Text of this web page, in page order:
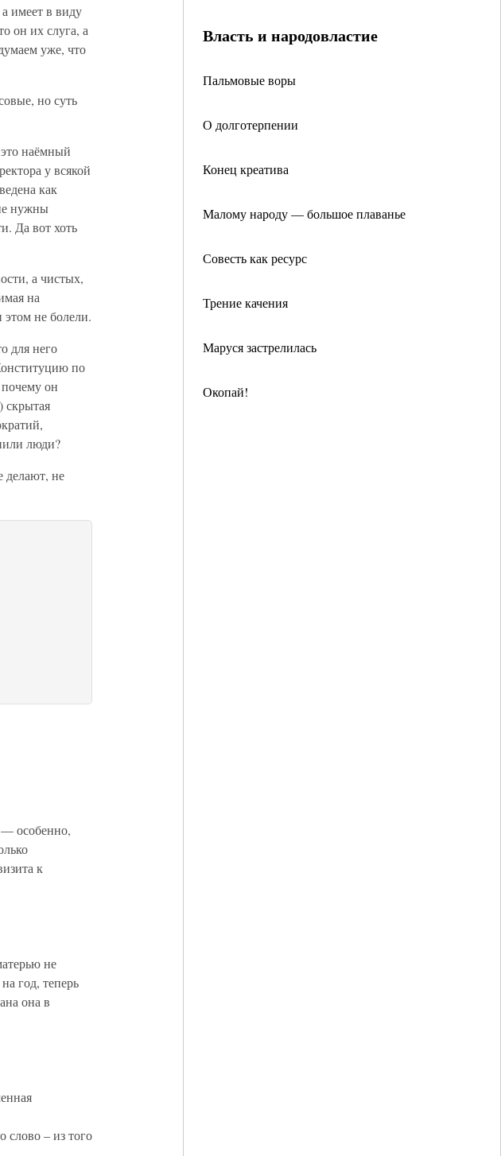
Власть и народовластие
Пальмовые воры
О долготерпении
Конец креатива
Малому народу — большое плаванье
Совесть как ресурс
Трение качения
Маруся застрелилась
Окопай!
имеет в виду
он их слуга, а
уже, что
но суть
наёмный
у всякой
как
нужны
Да вот хоть
а чистых,
на
не болели.
для него
по
он
скрытая
люди?
делают, не
— особенно,
к
не
год, теперь
она в
слово – из того